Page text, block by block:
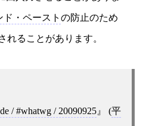
ド・ペースト の防止のため
れることがあります。
/ #whatwg / 20090925 (平